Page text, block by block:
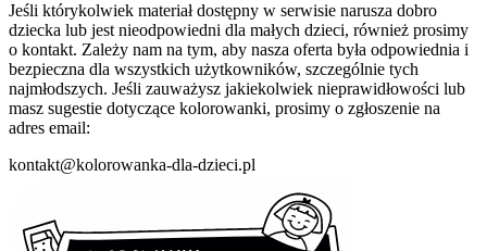
Jeśli którykolwiek materiał dostępny w serwisie narusza dobro
dziecka lub jest nieodpowiedni dla małych dzieci, również prosimy
o kontakt. Zależy nam na tym, aby nasza oferta była odpowiednia i
bezpieczna dla wszystkich użytkowników, szczególnie tych
najmłodszych. Jeśli zauważysz jakiekolwiek nieprawidłowości lub
masz sugestie dotyczące kolorowanki, prosimy o zgłoszenie na
adres email:
kontakt@kolorowanka-dla-dzieci.pl